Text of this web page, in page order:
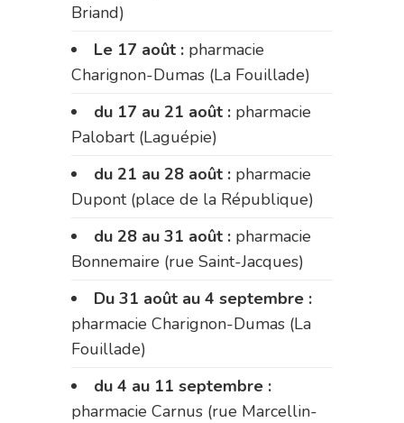
Briand)
Le 17 août : pharmacie
Charignon-Dumas (La Fouillade)
du 17 au 21 août : pharmacie
Palobart (Laguépie)
du 21 au 28 août : pharmacie
Dupont (place de la République)
du 28 au 31 août : pharmacie
Bonnemaire (rue Saint-Jacques)
Du 31 août au 4 septembre :
pharmacie Charignon-Dumas (La
Fouillade)
du 4 au 11 septembre :
pharmacie Carnus (rue Marcellin-